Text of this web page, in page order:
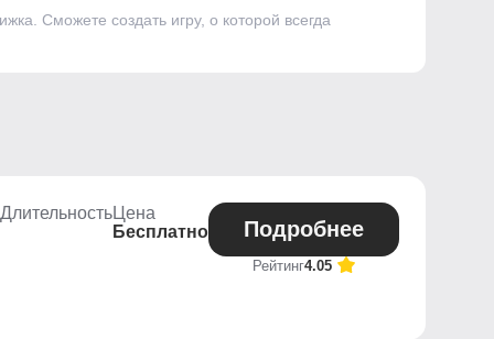
Сможете создать игру, о которой всегда
ДлительностьЦена
Бесплатно
Подробнее
Рейтинг4.05